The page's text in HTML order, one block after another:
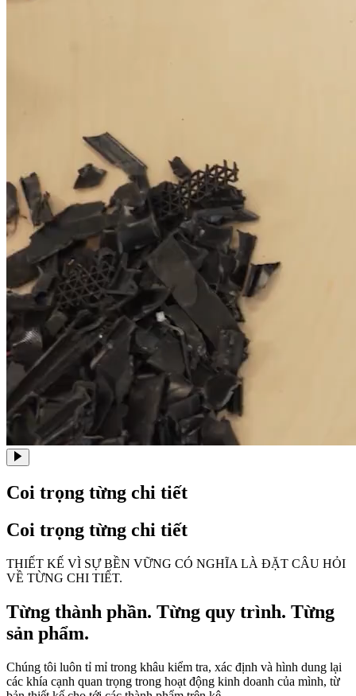
Coi trọng từng chi tiết
Coi trọng từng chi tiết
THIẾT KẾ VÌ SỰ BỀN VỮNG CÓ NGHĨA LÀ ĐẶT CÂU HỎI
VỀ TỪNG CHI TIẾT.
Từng thành phần. Từng quy trình. Từng
sản phẩm.
Chúng tôi luôn tỉ mỉ trong khâu kiểm tra, xác định và hình dung lại
các khía cạnh quan trọng trong hoạt động kinh doanh của mình, từ